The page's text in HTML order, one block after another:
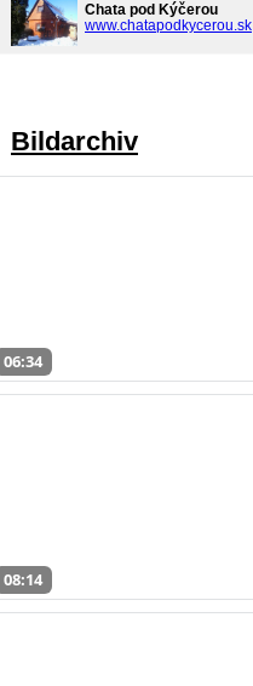
Chata pod Kýčerou
www.chatapodkycerou.sk
Bildarchiv
06:34
08:14